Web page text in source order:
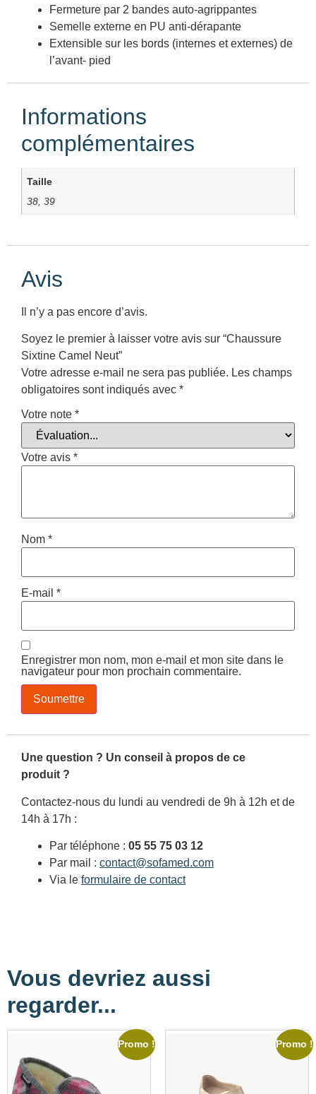
Fermeture par 2 bandes auto-agrippantes
Semelle externe en PU anti-dérapante
Extensible sur les bords (internes et externes) de
l’avant- pied
Informations
complémentaires
Taille
38, 39
Avis
Il n’y a pas encore d’avis.
Soyez le premier à laisser votre avis sur “Chaussure
Sixtine Camel Neut”
Votre adresse e-mail ne sera pas publiée. Les champs
obligatoires sont indiqués avec *
Votre note *
Votre avis *
Nom *
E-mail *
Enregistrer mon nom, mon e-mail et mon site dans le
navigateur pour mon prochain commentaire.
Une question ? Un conseil à propos de ce
produit ?
Contactez-nous du lundi au vendredi de 9h à 12h et de
14h à 17h :
Par téléphone : 05 55 75 03 12
Par mail : contact@sofamed.com
Via le formulaire de contact
Vous devriez aussi
regarder...
Promo ! Promo !